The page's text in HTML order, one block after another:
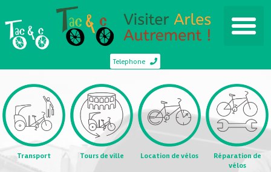
Telephone
Transport Tours de ville Location de vélos
Réparation de
vélos